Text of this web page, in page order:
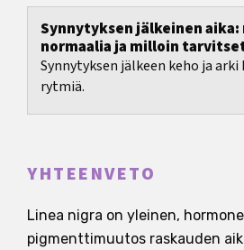
vanhemmuus,...
Synnytyksen jälkeinen aika:
normaalia ja milloin
Synnytyksen jälkeen keho ja
rytmiä.
YHTEENVETO
Linea nigra on yleinen,
pigmenttimuutos raskauden